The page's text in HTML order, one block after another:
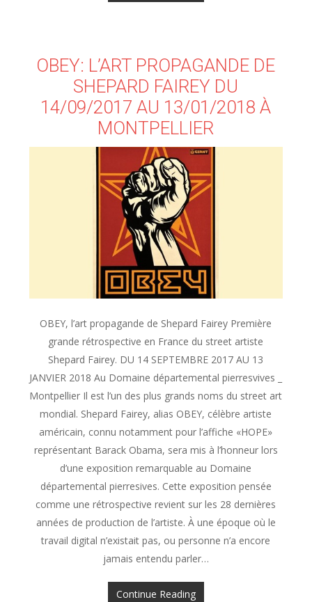
OBEY: L’ART PROPAGANDE DE
SHEPARD FAIREY DU
14/09/2017 AU 13/01/2018 À
MONTPELLIER
OBEY, l’art propagande de Shepard Fairey Première
grande rétrospective en France du street artiste
Shepard Fairey. DU 14 SEPTEMBRE 2017 AU 13
JANVIER 2018 Au Domaine départemental pierresvives _
Montpellier Il est l’un des plus grands noms du street art
mondial. Shepard Fairey, alias OBEY, célèbre artiste
américain, connu notamment pour l’affiche «HOPE»
représentant Barack Obama, sera mis à l’honneur lors
d’une exposition remarquable au Domaine
départemental pierresives. Cette exposition pensée
comme une rétrospective revient sur les 28 dernières
années de production de l’artiste. À une époque où le
travail digital n’existait pas, ou personne n’a encore
jamais entendu parler…
Continue Reading